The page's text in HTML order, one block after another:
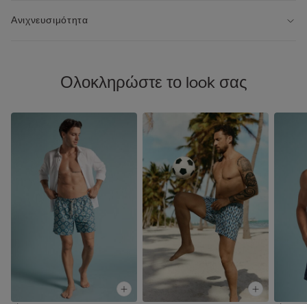
Ανιχνευσιμότητα
Ολοκληρώστε το look σας